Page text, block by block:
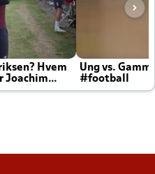
Hvem
Joachim
Ung vs.
#football